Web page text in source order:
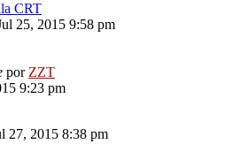
CRT
25, 2015 9:58 pm
por ZZT
9:23 pm
27, 2015 8:38 pm